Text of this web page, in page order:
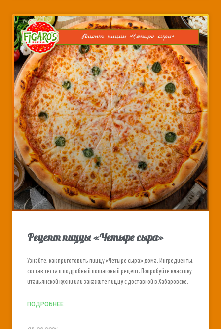
Рецепт пиццы «Четыре сыра»
Узнайте, как приготовить пиццу «Четыре сыра» дома. Ингредиенты,
состав теста и подробный пошаговый рецепт. Попробуйте классику
итальянской кухни или закажите пиццу с доставкой в Хабаровске.
ПОДРОБНЕЕ